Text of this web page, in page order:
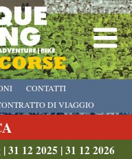
DI VIAGGIO
CONTATTI
31 12 2025 | 31 12 2026